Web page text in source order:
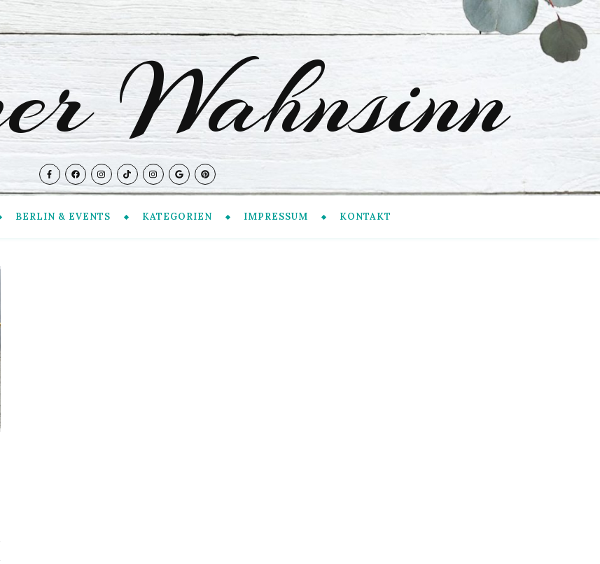
Wahnsinn
BERLIN & EVENTS KATEGORIEN IMPRESSUM KONTAKT